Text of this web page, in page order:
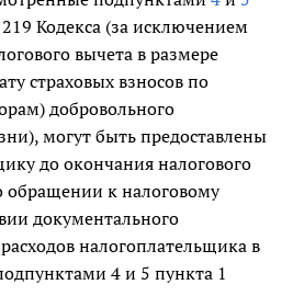
Кодекса (за исключением
вычета в размере
страховых взносов по
добровольного
могут быть предоставлены
до окончания налогового
обращении к налоговому
документального
налогоплательщика в
4 и 5 пункта 1